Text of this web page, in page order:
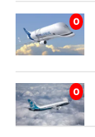
0
0